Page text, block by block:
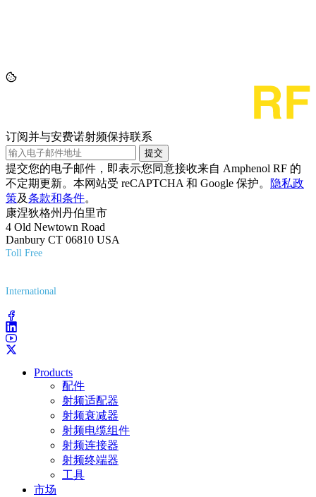
订阅并与安费诺射频保持联系
提交
提交您的电子邮件，即表示您同意接收来自 Amphenol RF 的
不定期更新。本网站受 reCAPTCHA 和 Google 保护。
隐私政
策及条款和条件。
康涅狄格州丹伯里市
4 Old Newtown Road
Danbury CT 06810 USA
Toll Free
International
Products
配件
射频适配器
射频衰减器
射频电缆组件
射频连接器
射频终端器
工具
市场